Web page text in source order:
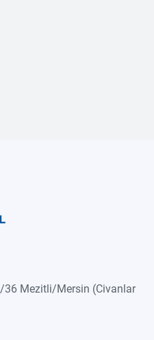
36 Mezitli/Mersin (Civanlar